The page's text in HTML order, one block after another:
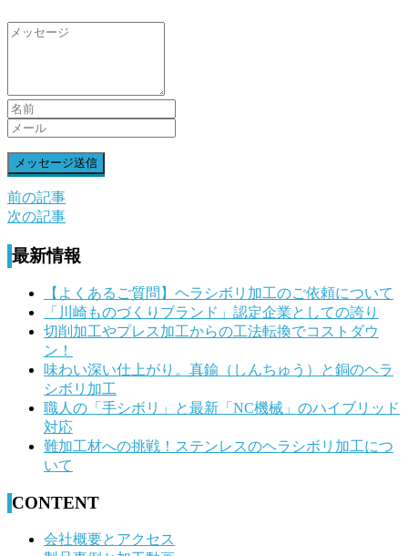
前
後
の
前の記事
次の記事
最新情報
【よくあるご質問】ヘラシボリ加工のご依頼について
「川崎ものづくりブランド」認定企業としての誇り
切削加工やプレス加工からの工法転換でコストダウ
ン！
味わい深い仕上がり。真鍮（しんちゅう）と銅のヘラ
シボリ加工
職人の「手シボリ」と最新「NC機械」のハイブリッド
対応
難加工材への挑戦！ステンレスのヘラシボリ加工につ
いて
CONTENT
会社概要とアクセス